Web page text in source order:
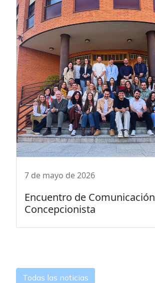
7 de mayo de 2026
Encuentro de Comunicación
Concepcionista
Todas las noticias